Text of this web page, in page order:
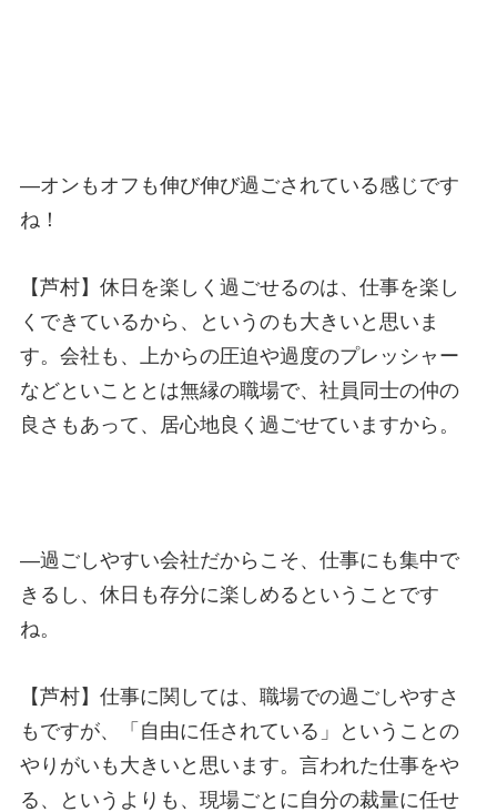
—オンもオフも伸び伸び過ごされている感じです
ね！
【芦村】休日を楽しく過ごせるのは、仕事を楽し
くできているから、というのも大きいと思いま
す。会社も、上からの圧迫や過度のプレッシャー
などといこととは無縁の職場で、社員同士の仲の
良さもあって、居心地良く過ごせていますから。
—過ごしやすい会社だからこそ、仕事にも集中で
きるし、休日も存分に楽しめるということです
ね。
【芦村】仕事に関しては、職場での過ごしやすさ
もですが、「自由に任されている」ということの
やりがいも大きいと思います。言われた仕事をや
る、というよりも、現場ごとに自分の裁量に任せ